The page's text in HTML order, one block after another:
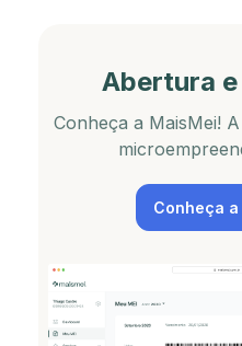
Abertura
Conheça a MaisMei!
Conheça